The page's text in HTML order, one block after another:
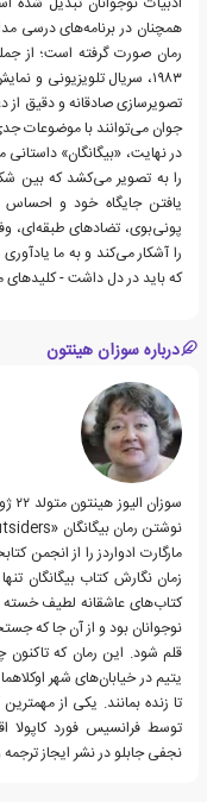
همچنان در برنامه‌های درسی
رمان صورت گرفته است؛ از
تصویرسازی صادقانه و دقیق از
جوان می‌توانند با موضوعات
در نهایت، «بیگانگان»
را به تصویر می‌کشد که بین
یافتن جایگاه خود و احساس
پونی‌بوی، تضادهای طبقه‌ای،
را آشکار می‌کند و به ما
که باید در دل داشت - کلیدهای
درباره سوزان هینتون
مارگارت ادواردز را از انجمن
کتاب‌های عاشقانه لطیف خسته
نوجوانان بود و از آن جا که
قلم شود. این رمان که
یتیم در خیابان‌های شهر
تا زنده بمانند. یکی از
توسط فرانسیس فورد
نجفی جابلو در نشر ایجاز